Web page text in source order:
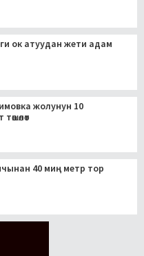
ок атуудан жети адам
жолунун 10
40 миң метр тор